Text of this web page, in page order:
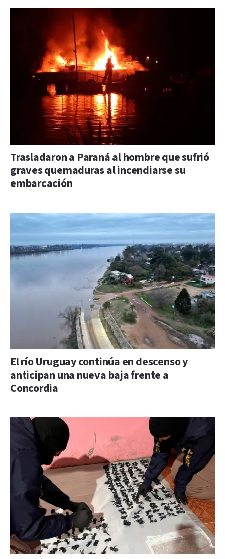
Trasladaron a Paraná al hombre que sufrió
graves quemaduras al incendiarse su
embarcación
El río Uruguay continúa en descenso y
anticipan una nueva baja frente a
Concordia